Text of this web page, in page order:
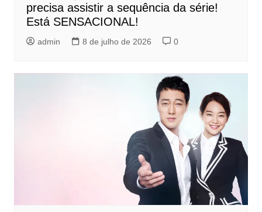
precisa assistir a sequência da série!
Está SENSACIONAL!
admin 8 de julho de 2026 0